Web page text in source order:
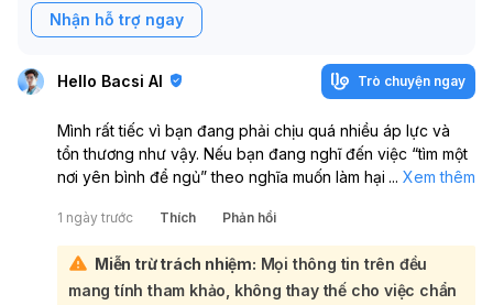
Nhận hỗ trợ ngay
Hello Bacsi AI Trò chuyện ngay
Mình rất tiếc vì bạn đang phải chịu quá nhiều áp lực và
tổn thương như vậy. Nếu bạn đang nghĩ đến việc “tìm một
nơi yên bình để ngủ” theo nghĩa muốn làm hại bản thân,
cứu/bệnh viện gần nhất ngay bây giờ**, và **ở cạnh một
người lớn đáng tin cậy** ngay lúc này. Đừng ở một mình.
Nếu có thể, hãy nhắn ngay cho mẹ, một người thân, bạn
bè, hoặc thầy cô: “Mình đang rất tệ, làm ơn ở với mình
... Xem thêm
1 ngày trước Thích Phản hồi
Miễn trừ trách nhiệm: Mọi thông tin trên đều
mang tính tham khảo, không thay thế cho việc chẩn